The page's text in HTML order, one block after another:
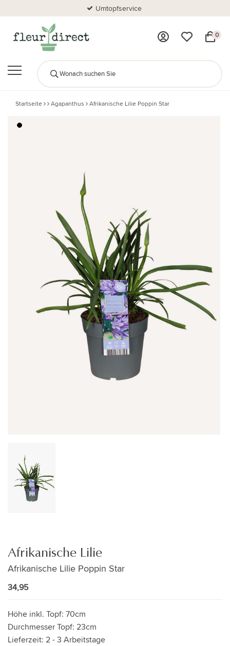
Umtopfservice
0
Startseite Agapanthus Afrikanische Lilie Poppin Star
Afrikanische Lilie
Afrikanische Lilie Poppin Star
34,95
Höhe inkl. Topf: 70cm
Durchmesser Topf: 23cm
Lieferzeit: 2 - 3 Arbeitstage